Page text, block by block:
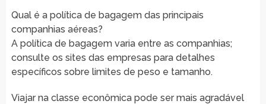
Qual é a política de bagagem das principais
companhias aéreas?
A política de bagagem varia entre as companhias;
consulte os sites das empresas para detalhes
específicos sobre limites de peso e tamanho.
Viajar na classe econômica pode ser mais agradável